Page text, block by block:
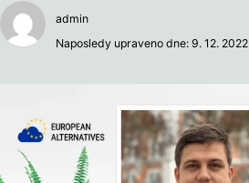
admin
Naposledy upraveno dne: 9. 12. 2022